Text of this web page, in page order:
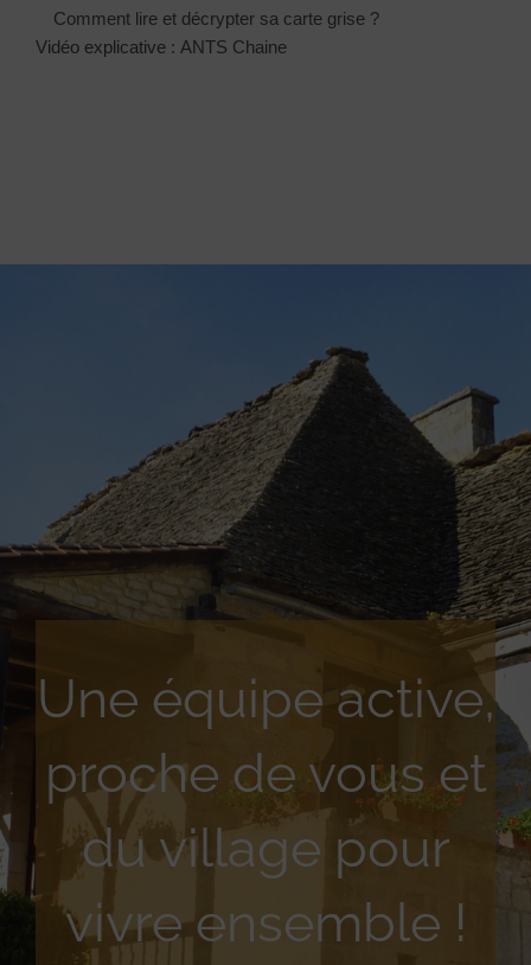
Comment lire et décrypter sa carte grise ?
Vidéo explicative : ANTS Chaine
Une équipe active,
proche de vous et
du village pour
vivre ensemble !